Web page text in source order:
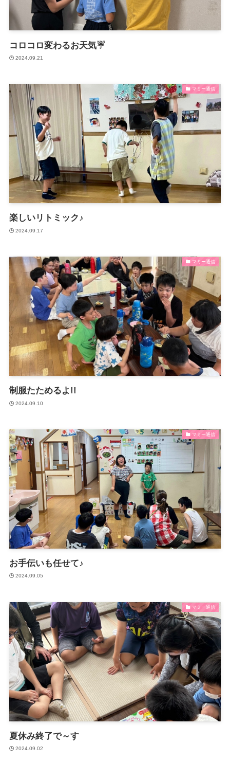
コロコロ変わるお天気☔
2024.09.21
マミー通信
楽しいリトミック♪
2024.09.17
マミー通信
制服たためるよ!!
2024.09.10
マミー通信
お手伝いも任せて♪
2024.09.05
マミー通信
夏休み終了で～す
2024.09.02
重要事項説明書
運営規定
自己評価結果
沼津障害者自立支援協議会